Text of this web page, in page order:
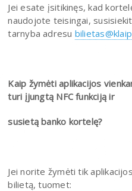
Jei esate įsitikinęs, kad
naudojote teisingai,
tarnyba adresu
Kaip žymėti aplikacijos
turi įjungtą NFC funkciją ir
susietą banko kortelę?
Jei norite žymėti tik
bilietą, tuomet: